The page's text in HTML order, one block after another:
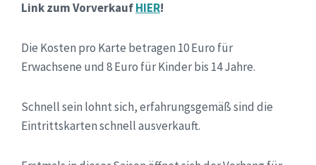
Link zum VorverkaufHIER!
Die Kosten pro Karte betragen 10 Euro für
Erwachsene und 8 Euro für Kinder bis 14 Jahre.
Schnell sein lohnt sich, erfahrungsgemäß sind die
Eintrittskarten schnell ausverkauft.